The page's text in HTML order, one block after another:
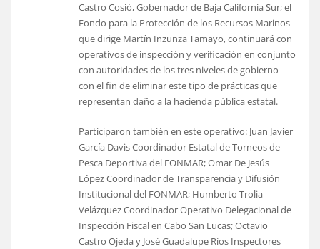
Castro Cosió, Gobernador de Baja California Sur; el
Fondo para la Protección de los Recursos Marinos
que dirige Martín Inzunza Tamayo, continuará con
operativos de inspección y verificación en conjunto
con autoridades de los tres niveles de gobierno
con el fin de eliminar este tipo de prácticas que
representan daño a la hacienda pública estatal.
Participaron también en este operativo: Juan Javier
García Davis Coordinador Estatal de Torneos de
Pesca Deportiva del FONMAR; Omar De Jesús
López Coordinador de Transparencia y Difusión
Institucional del FONMAR; Humberto Trolia
Velázquez Coordinador Operativo Delegacional de
Inspección Fiscal en Cabo San Lucas; Octavio
Castro Ojeda y José Guadalupe Ríos Inspectores